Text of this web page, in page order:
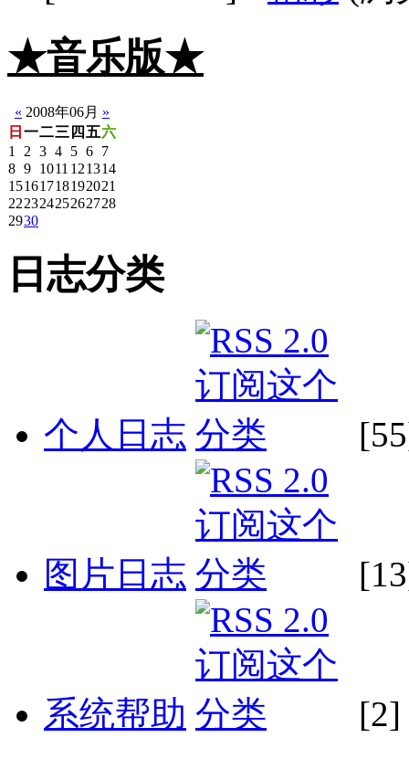
★音乐版★
« 2008年06月 »
日 一二三 四 五六
1
2 3 4 5 6 7
8 9 1011 121314
15161718192021
22232425262728
2930
日志分类
个人日志
图片日志
系统帮助 [2]